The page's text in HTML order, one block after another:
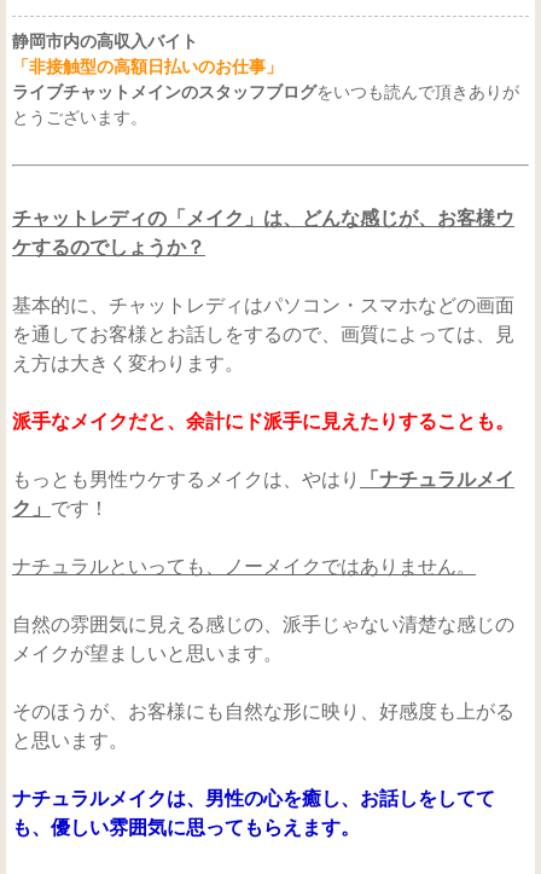
静岡市内の高収入バイト
「非接触型の高額日払いのお仕事」
ライブチャットメインのスタッフブログをいつも読んで頂きありが
とうございます。
チャットレディの「メイク」は、どんな感じが、お客様ウ
ケするのでしょうか？
基本的に、チャットレディはパソコン・スマホなどの画面
を通してお客様とお話しをするので、画質によっては、見
え方は大きく変わります。
派手なメイクだと、余計にド派手に見えたりすることも。
もっとも男性ウケするメイクは、やはり
「ナチュラルメイ
ク」 です！
ナチュラルといっても、ノーメイクではありません。
自然の雰囲気に見える感じの、派手じゃない清楚な感じの
メイクが望ましいと思います。
そのほうが、お客様にも自然な形に映り、好感度も上がる
と思います。
ナチュラルメイクは、男性の心を癒し、お話しをしてて
も、優しい雰囲気に思ってもらえます。